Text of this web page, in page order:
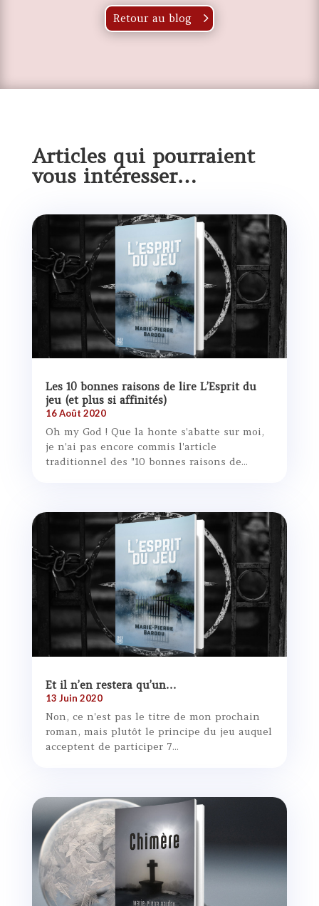
Retour au blog
Articles qui pourraient
vous intéresser…
Les 10 bonnes raisons de lire L’Esprit du
jeu (et plus si affinités)
16 Août 2020
Oh my God ! Que la honte s'abatte sur moi,
je n'ai pas encore commis l'article
traditionnel des "10 bonnes raisons de...
Et il n’en restera qu’un…
13 Juin 2020
Non, ce n'est pas le titre de mon prochain
roman, mais plutôt le principe du jeu auquel
acceptent de participer 7...